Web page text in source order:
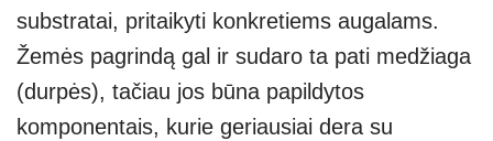
substratai, pritaikyti konkretiems augalams.
Žemės pagrindą gal ir sudaro ta pati medžiaga
(durpės), tačiau jos būna papildytos
komponentais, kurie geriausiai dera su